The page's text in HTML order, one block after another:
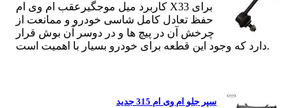
کاربرد میل موجگیرعقب ام وی ام X33 برای
حفظ تعادل کامل شاسی خودرو و ممانعت از
چرخش آن در پیچ ها و در دوسر آن بوش قرار
دارد که وجود این قطعه برای خودرو بسیار با اهمیت است.
سپر جلو ام وی ام 315 جدید